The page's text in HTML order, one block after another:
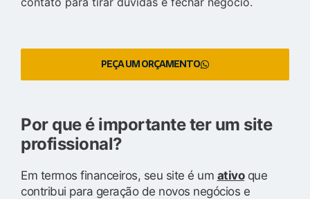
PEÇA UM ORÇAMENTO
Por que é importante ter um site
profissional?
Em termos financeiros, seu site é um ativoque
contribui para geração de novos negócios e